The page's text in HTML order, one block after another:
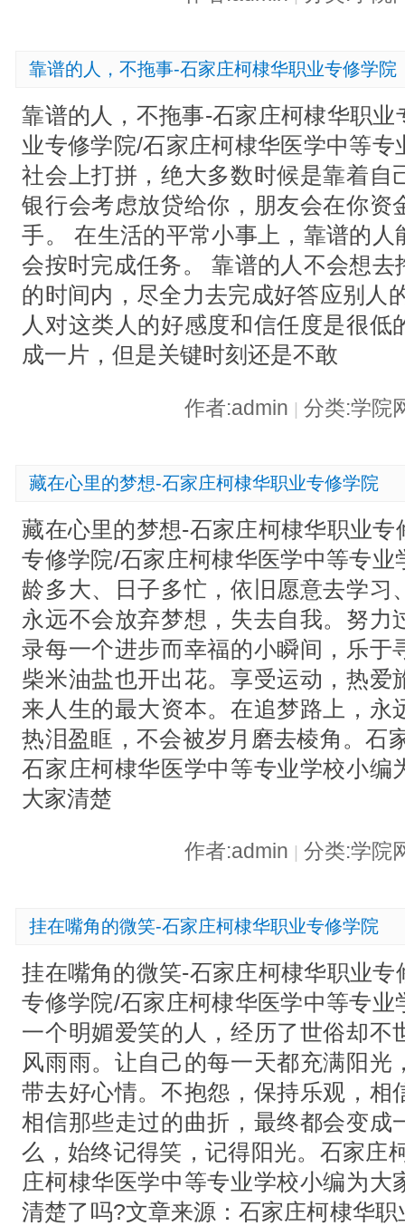
靠谱的人，不拖事-石家庄柯棣华职业专修学院
靠谱的人，不拖事-石家庄柯棣华职
业专修学院/石家庄柯棣华医学中等
社会上打拼，绝大多数时候是靠着自
银行会考虑放贷给你，朋友会在你资
手。 在生活的平常小事上，靠谱的
会按时完成任务。 靠谱的人不会想
的时间内，尽全力去完成好答应别人
人对这类人的好感度和信任度是很低
成一片，但是关键时刻还是不敢
作者:admin | 分类:学院
藏在心里的梦想-石家庄柯棣华职业专修学院
藏在心里的梦想-石家庄柯棣华职业
专修学院/石家庄柯棣华医学中等专
龄多大、日子多忙，依旧愿意去学习
永远不会放弃梦想，失去自我。努力
录每一个进步而幸福的小瞬间，乐于
柴米油盐也开出花。享受运动，热爱
来人生的最大资本。在追梦路上，永
热泪盈眶，不会被岁月磨去棱角。石
石家庄柯棣华医学中等专业学校小编
大家清楚
作者:admin 分类:学院
挂在嘴角的微笑-石家庄柯棣华职业专修学院
挂在嘴角的微笑-石家庄柯棣华职业
专修学院/石家庄柯棣华医学中等专
一个明媚爱笑的人，经历了世俗却不
风雨雨。让自己的每一天都充满阳光
带去好心情。不抱怨，保持乐观，相
相信那些走过的曲折，最终都会变成
么，始终记得笑，记得阳光。石家庄
庄柯棣华医学中等专业学校小编为大
清楚了吗?文章来源：石家庄柯棣华